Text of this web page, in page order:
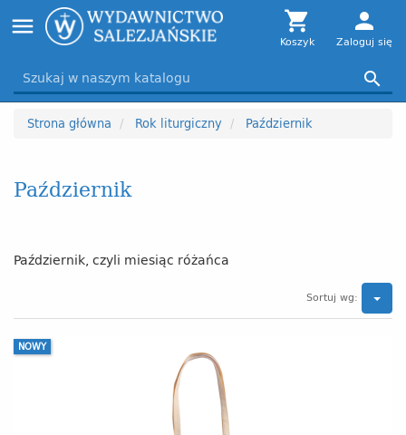
navigation
menu 
Koszyk
person
Zaloguj się

Strona główna Rok liturgiczny Październik
Październik
Październik, czyli miesiąc różańca
Sortuj wg:
NOWY